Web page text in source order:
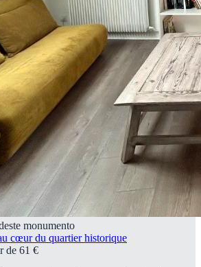
monumento
cœur du quartier historique
de 61 €